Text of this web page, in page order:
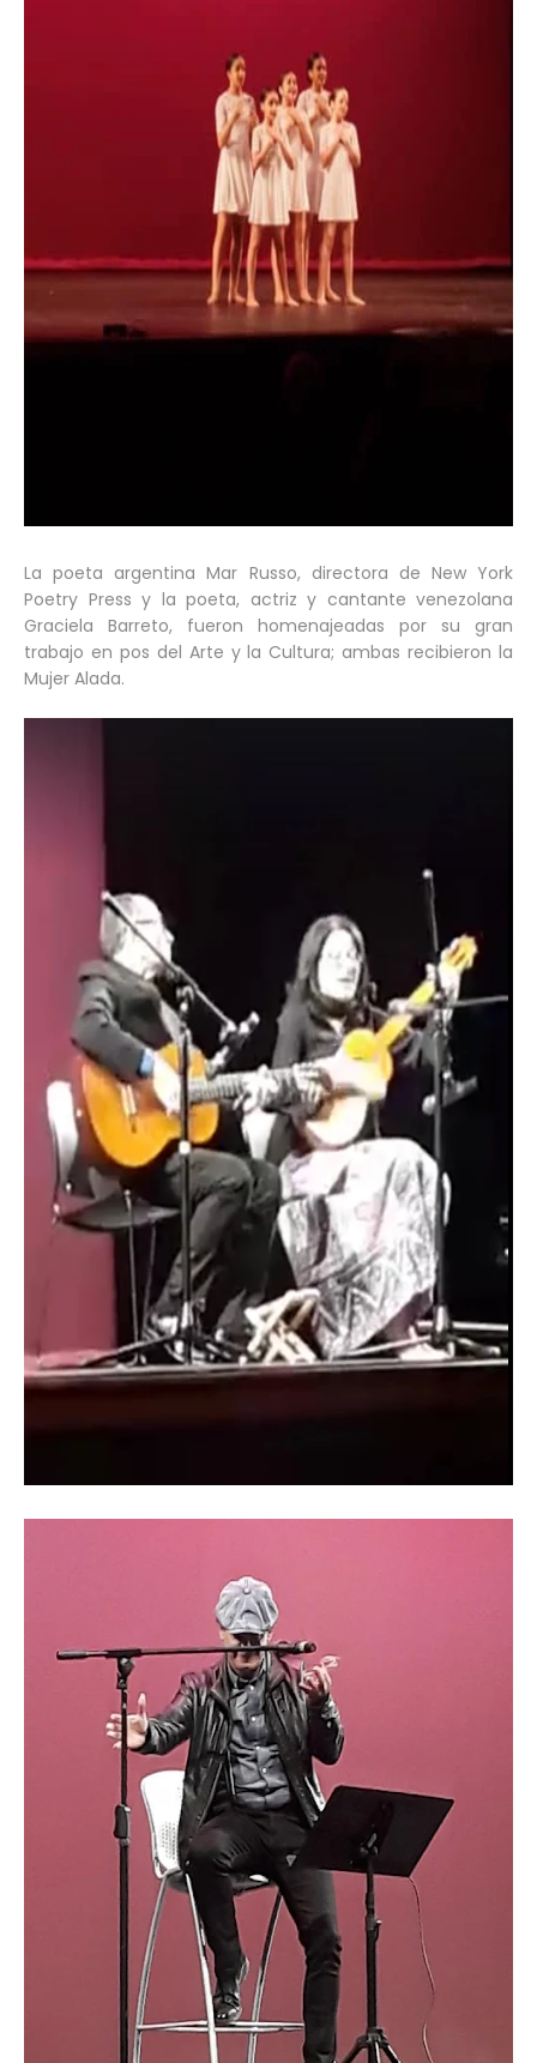
La poeta argentina Mar Russo, directora de New York
Poetry Press y la poeta, actriz y cantante venezolana
Graciela Barreto, fueron homenajeadas por su gran
trabajo en pos del Arte y la Cultura; ambas recibieron la
Mujer Alada.